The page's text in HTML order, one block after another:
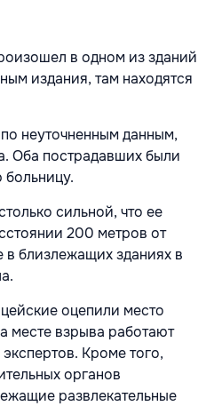
в одном из зданий
издания, там находятся
неуточненным данным,
Оба пострадавших были
сильной, что ее
200 метров от
в близлежащих зданиях в
оцепили место
месте взрыва работают
Кроме того,
органов
развлекательные